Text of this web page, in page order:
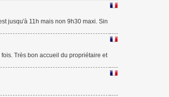
jusqu'à 11h mais non 9h30 maxi. Sin
Très bon accueil du propriétaire et